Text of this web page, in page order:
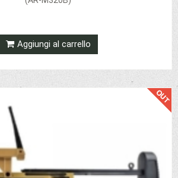
Aggiungi al carrello